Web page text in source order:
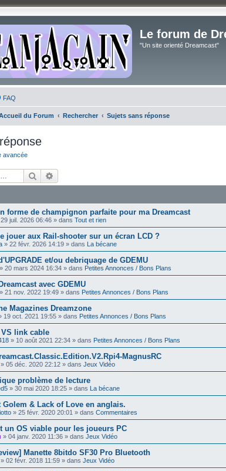
Le forum de
"Un site orienté Dreamcast"
FAQ
du Forum Rechercher Sujets sans réponse
avancée
Rechercher
forme de champignon parfaite pour ma Dreamcast
29 juil. 2026 06:46 » dans Tout et rien
jouer aux Rail-shooter sur un écran LCD ?
» 22 févr. 2026 14:19 » dans La bécane
et/ou debriquage de GDEMU
» 20 mars 2024 16:34 » dans Petites Annonces / Bons Plans
avec GDEMU
» 21 nov. 2022 19:49 » dans Petites Annonces / Bons Plans
Magazines Dreamzone
19 oct. 2021 19:55 » dans Petites Annonces / Bons Plans
VS link cable
» 10 août 2021 22:34 » dans Petites Annonces / Bons Plans
MagnusRC
» 05 déc. 2020 22:12 » dans Jeux Vidéo
problème de lecture
» 30 mai 2020 18:25 » dans La bécane
Golem & Lack of Love en anglais.
» 25 févr. 2020 20:01 » dans Commentaires
un OS viable pour les joueurs PC
» 04 janv. 2020 11:36 » dans Jeux Vidéo
Manette 8bitdo SF30 Pro Bluetooth
» 02 févr. 2018 11:59 » dans Jeux Vidéo